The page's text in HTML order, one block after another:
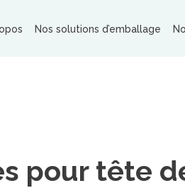
Nos solutions d’emballage
pour tête